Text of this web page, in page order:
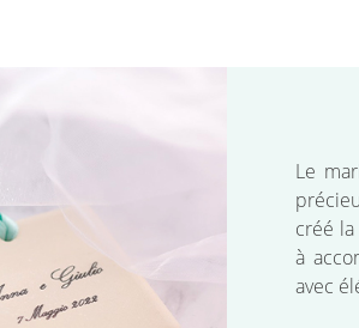
Le
créé
à
avec